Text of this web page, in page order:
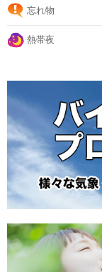
忘れ物
熱帯夜